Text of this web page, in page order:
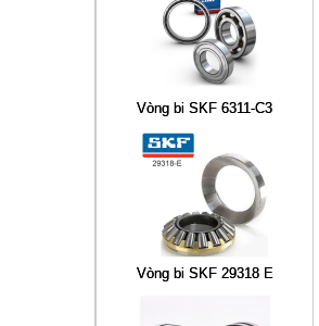
Vòng bi SKF 6311-C3
Vòng bi SKF 29318 E